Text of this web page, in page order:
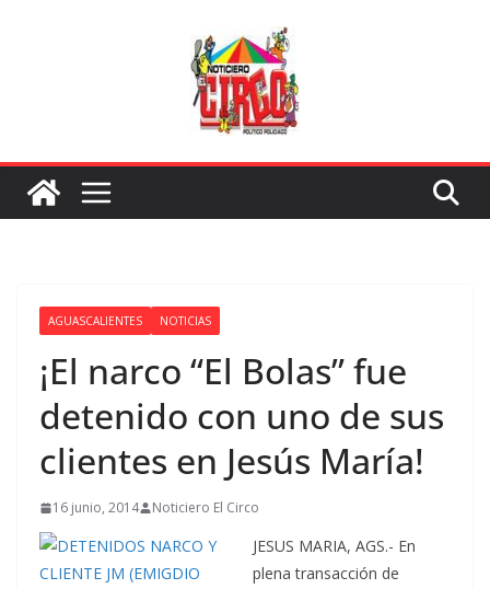
AGUASCALIENTES NOTICIAS
¡El narco “El Bolas” fue
detenido con uno de sus
clientes en Jesús María!
16 junio, 2014 Noticiero El Circo
JESUS MARIA, AGS.- En
plena transacción de